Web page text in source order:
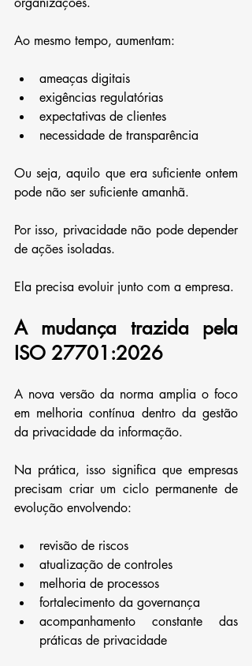
Ao mesmo tempo, aumentam:
ameaças digitais
exigências regulatórias
expectativas de clientes
necessidade de transparência
Ou seja, aquilo que era suficiente ontem
pode não ser suficiente amanhã.
Por isso, privacidade não pode depender
de ações isoladas.
Ela precisa evoluir junto com a empresa.
A mudança trazida pela
ISO 27701:2026
A nova versão da norma amplia o foco
em melhoria contínua dentro da gestão
da privacidade da informação.
Na prática, isso significa que empresas
precisam criar um ciclo permanente de
evolução envolvendo:
revisão de riscos
atualização de controles
melhoria de processos
fortalecimento da governança
acompanhamento constante das
práticas de privacidade